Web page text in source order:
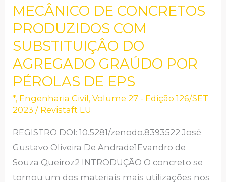
MECÂNICO DE CONCRETOS
PRODUZIDOS COM
SUBSTITUIÇÂO DO
AGREGADO GRAÚDO POR
PÉROLAS DE EPS
*, Engenharia Civil ,Volume 27 - Edição 126/SET
2023 / Revistaft LU
REGISTRO DOI: 10.5281/zenodo.8393522 José
Gustavo Oliveira De Andrade1Evandro de
Souza Queiroz2 INTRODUÇÃO O concreto se
tornou um dos materiais mais utilizações nos
DO
DESEMPENHO
MECÂNICO
DE
CONCRETOS
PRODUZIDOS
COM
SUBSTITUIÇÂO
DO
AGREGADO
GRAÚDO
POR